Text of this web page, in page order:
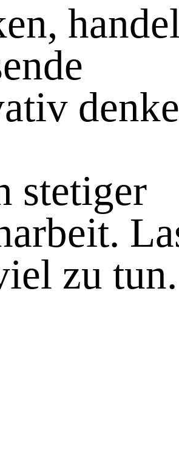
stetiger
zu tun.